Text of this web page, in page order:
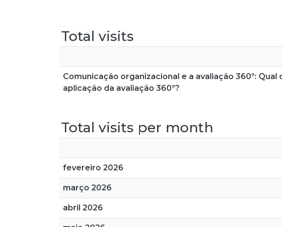
Total visits
Comunicação organizacional e a avaliação 360º:
aplicação da avaliação 360º?
Total visits per month
fevereiro 2026
março 2026
abril 2026